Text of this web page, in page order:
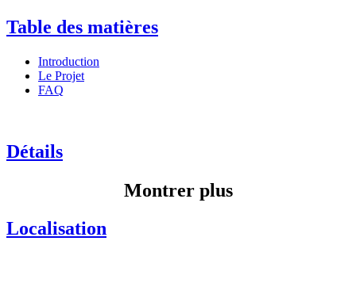
Table des matières
Introduction
Le Projet
FAQ
Détails
Montrer plus
Localisation